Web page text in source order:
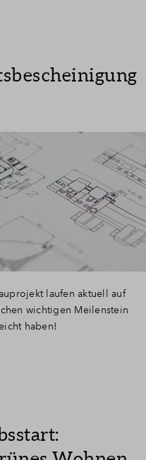
laufen aktuell auf
wichtigen Meilenstein
haben!